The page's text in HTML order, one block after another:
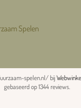
Spelen
spelen.nl/ bij
gebaseerd op 1344 reviews.